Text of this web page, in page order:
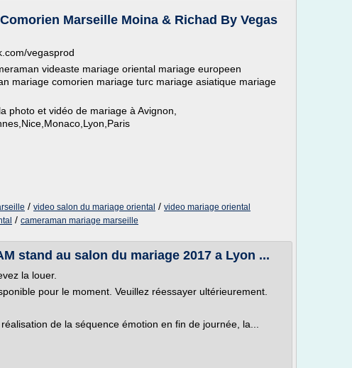
Marseille Moina & Richad By Vegas
vegasprod
videaste mariage oriental mariage europeen
mariage comorien mariage turc mariage asiatique mariage
photo et vidéo de mariage à Avignon,
/ video salon du mariage oriental / video mariage oriental
/ cameraman mariage marseille
stand au salon du mariage 2017 a Lyon ...
la louer.
pour le moment. Veuillez réessayer ultérieurement.
de la séquence émotion en fin de journée, la...